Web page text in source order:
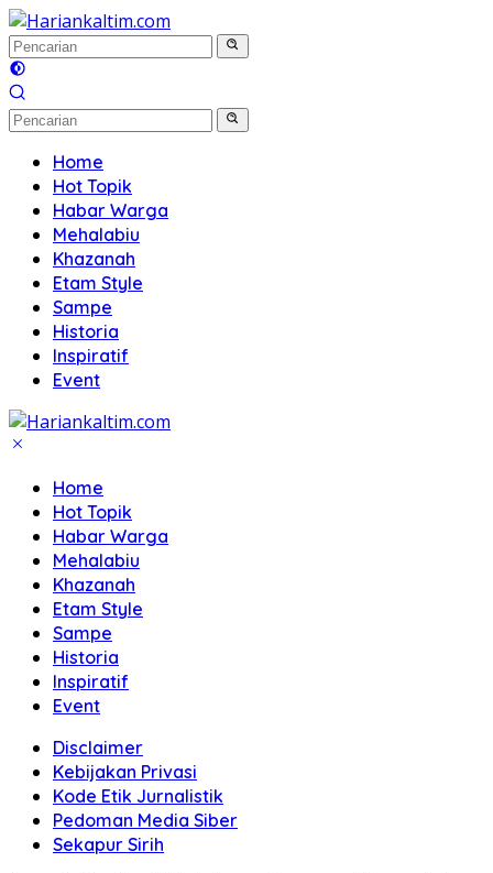
Langsung
ke
konten
Home
Hot Topik
Habar Warga
Mehalabiu
Khazanah
Etam Style
Sampe
Historia
Inspiratif
Event
Home
Hot Topik
Habar Warga
Mehalabiu
Khazanah
Etam Style
Sampe
Historia
Inspiratif
Event
Disclaimer
Kebijakan Privasi
Kode Etik Jurnalistik
Pedoman Media Siber
Sekapur Sirih